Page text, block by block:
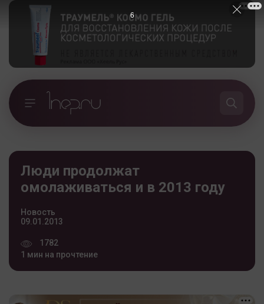
Люди продолжат
омолаживаться и в 2013 году
Новость
09.01.2013
1782
1 мин на прочтение
5